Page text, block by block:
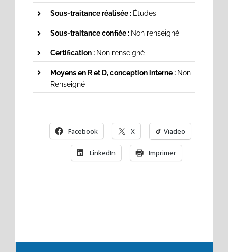
Sous-traitance réalisée : Études
Sous-traitance confiée : Non renseigné
Certification : Non renseigné
Moyens en R et D, conception interne : Non
Renseigné
Facebook X Viadeo
LinkedIn Imprimer